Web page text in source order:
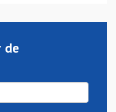
de